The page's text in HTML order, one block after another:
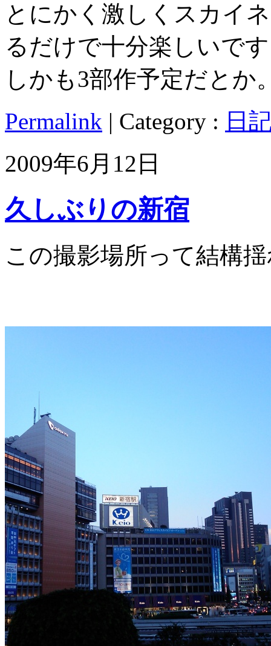
とにかく激しくスカイ
るだけで十分楽しいで
しかも3部作予定だと
Permalink | Category : 日
2009年6月12日
久しぶりの新宿
この撮影場所って結構